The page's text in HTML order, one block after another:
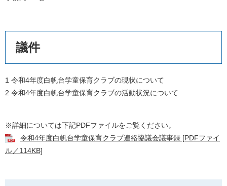
議件
1 令和4年度白帆台学童保育クラブの現状について
2 令和4年度白帆台学童保育クラブの活動状況について
※詳細については下記PDFファイルをご覧ください。
令和4年度白帆台学童保育クラブ連絡協議会議事録 [PDFファイ
ル／114KB]